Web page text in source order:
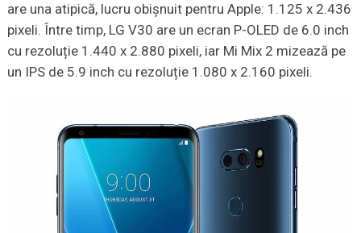
are una atipică, lucru obișnuit pentru Apple: 1.125 x 2.436
pixeli. Între timp, LG V30 are un ecran P-OLED de 6.0 inch
cu rezoluție 1.440 x 2.880 pixeli, iar Mi Mix 2 mizează pe
un IPS de 5.9 inch cu rezoluție 1.080 x 2.160 pixeli.